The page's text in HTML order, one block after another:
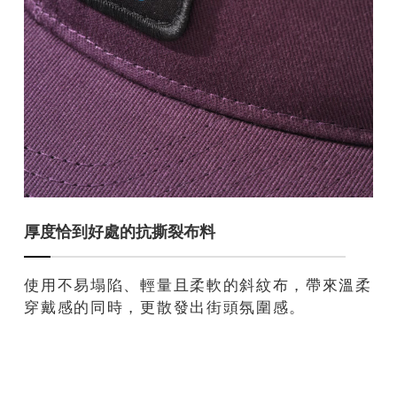
厚度恰到好處的抗撕裂布料
使用不易塌陷、輕量且柔軟的斜紋布，帶來溫柔
穿戴感的同時，更散發出街頭氛圍感。